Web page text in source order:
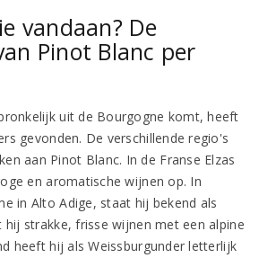
vandaan? De
Pinot Blanc per
uit de Bourgogne komt, heeft
gevonden. De verschillende regio's
aan Pinot Blanc. In de Franse Elzas
en aromatische wijnen op. In
in Alto Adige, staat hij bekend als
strakke, frisse wijnen met een alpine
heeft hij als Weissburgunder letterlijk